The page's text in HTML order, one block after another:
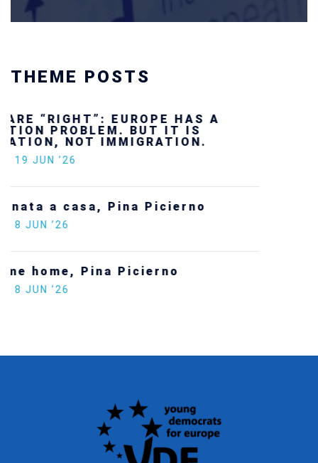
THEME POSTS
Ukraine’s youth are defending Europe’s
future — and we will not look away
SECGEN, 24 FEB ’26
Europe on the situation in Venezuela
SECGEN,5 JAN ’26
Increasing Youth Participation in
Politics